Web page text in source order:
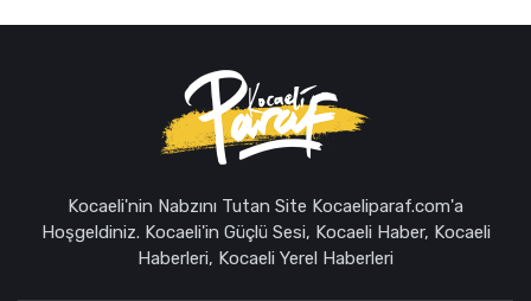
Kocaeli'nin Nabzını Tutan Site Kocaeliparaf.com'a
Hoşgeldiniz. Kocaeli'in Güçlü Sesi, Kocaeli Haber, Kocaeli
Haberleri, Kocaeli Yerel Haberleri